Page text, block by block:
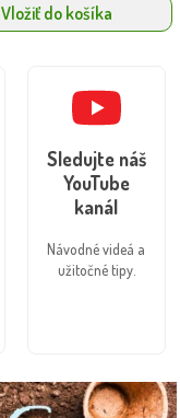
Vložiť do košíka
Sledujte náš
YouTube
kanál
Návodné videá a
užitočné tipy.